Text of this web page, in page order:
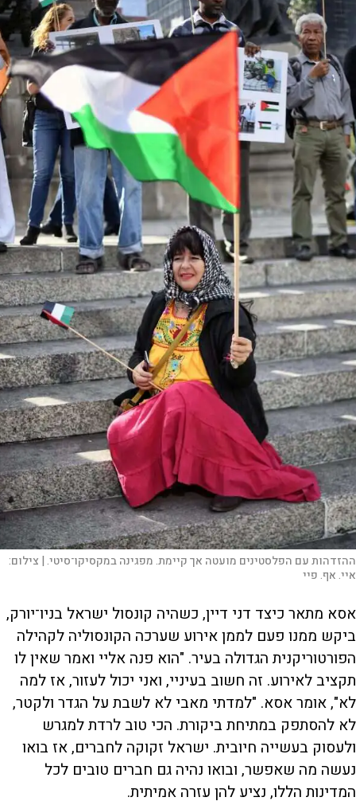
ההזדהות עם הפלסטינים מועטה אך קיימת. מפגינה במקסיקו־סיטי. | צילום:
איי. אף. פיי
אסא מתאר כיצד דני דיין, כשהיה קונסול ישראל בניו־יורק,
ביקש ממנו פעם לממן אירוע שערכה הקונסוליה לקהילה
הפורטוריקנית הגדולה בעיר. "הוא פנה אליי ואמר שאין לו
תקציב לאירוע. זה חשוב בעיניי, ואני יכול לעזור, אז למה
לא", אומר אסא. "למדתי מאבי לא לשבת על הגדר ולקטר,
לא להסתפק במתיחת ביקורת. הכי טוב לרדת למגרש
ולעסוק בעשייה חיובית. ישראל זקוקה לחברים, אז בואו
נעשה מה שאפשר, ובואו נהיה גם חברים טובים לכל
המדינות הללו, נציע להן עזרה אמיתית.